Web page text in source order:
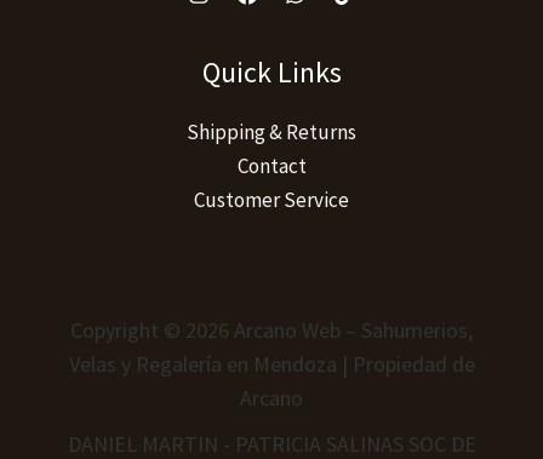
Quick Links
Shipping & Returns
Contact
Customer Service
Copyright © 2026 Arcano Web – Sahumerios,
Velas y Regalería en Mendoza | Propiedad de
Arcano
DANIEL MARTIN - PATRICIA SALINAS SOC DE